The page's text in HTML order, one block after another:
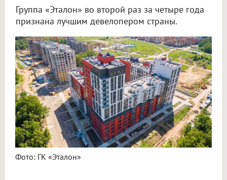
Группа «Эталон» во второй раз за четыре года
признана лучшим девелопером страны.
Фото: ГК «Эталон»